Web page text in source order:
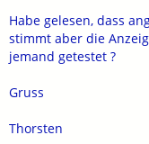
Habe gelesen, dass
stimmt aber die
jemand getestet ?
Gruss
Thorsten